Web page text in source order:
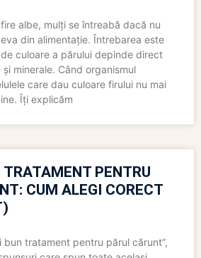
albe, mulți se întreabă dacă nu
din alimentație. Întrebarea este
culoare a părului depinde direct
minerale. Când organismul
care dau culoare firului nu mai
Îți explicăm
TRATAMENT PENTRU
CUM ALEGI CORECT
bun tratament pentru părul cărunt”,